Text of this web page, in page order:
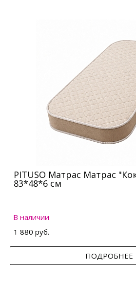
PITUSO Матрас Матрас
83*48*6 см
В наличии
1 880 руб.
ПОДРОБНЕЕ